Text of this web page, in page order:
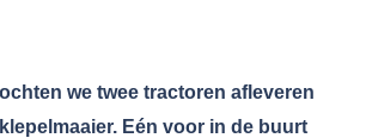
we twee tractoren afleveren
Eén voor in de buurt